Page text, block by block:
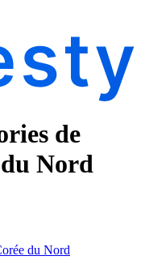
de
Nord
du Nord